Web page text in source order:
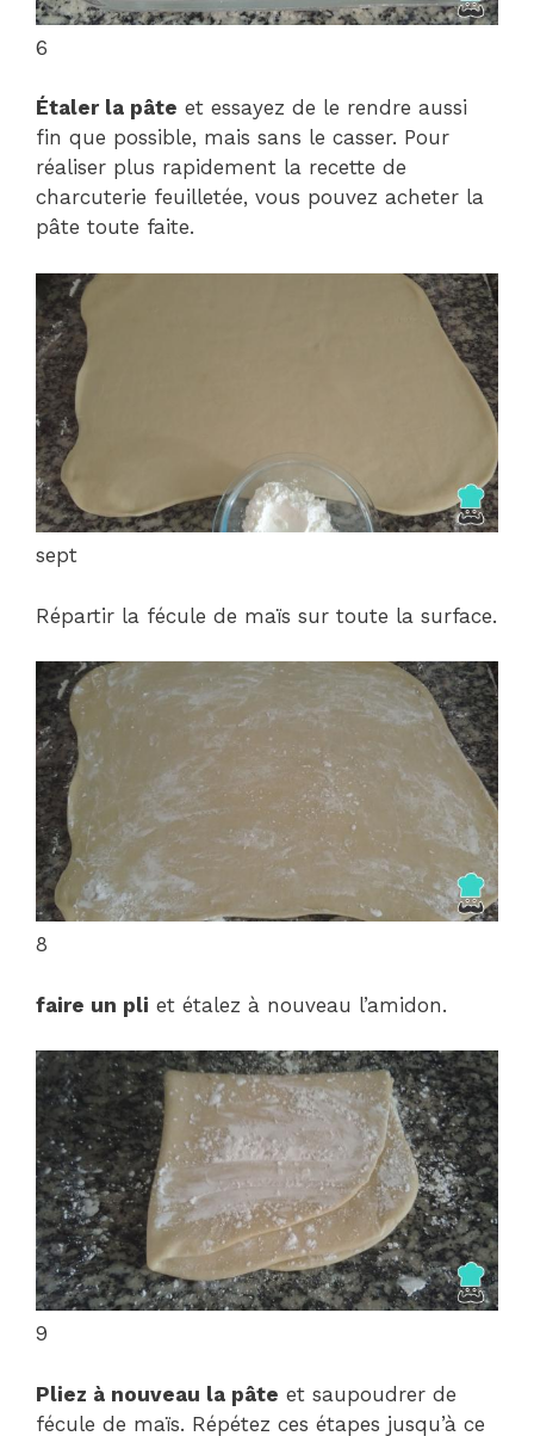
6
Étaler la pâte et essayez de le rendre aussi
fin que possible, mais sans le casser. Pour
réaliser plus rapidement la recette de
charcuterie feuilletée, vous pouvez acheter la
pâte toute faite.
sept
Répartir la fécule de maïs sur toute la surface.
8
faire un pli et étalez à nouveau l’amidon.
9
Pliez à nouveau la pâte et saupoudrer de
fécule de maïs. Répétez ces étapes jusqu’à ce